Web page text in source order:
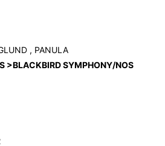
, PANULA
>BLACKBIRD SYMPHONY/NOS